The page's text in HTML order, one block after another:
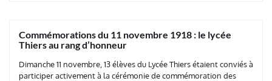
Commémorations du 11 novembre 1918 : le lycée
Thiers au rang d’honneur
Dimanche 11 novembre, 13 élèves du Lycée Thiers étaient conviés à
participer activement à la cérémonie de commémoration des